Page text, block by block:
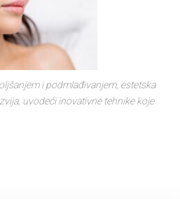
i podmlađivanjem, estetska
uvodeći inovativne tehnike koje